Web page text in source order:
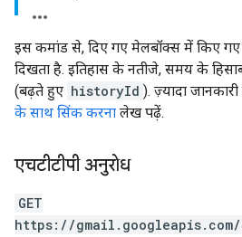
इस कमांड से, दिए गए मेलबॉक्स में किए गए
दिखता है. इतिहास के नतीजे, समय के
(बढ़ते हुए historyId ). ज़्यादा
के साथ सिंक करना लेख पढ़ें.
एचटीटीपी अनुरोध
GET
https://